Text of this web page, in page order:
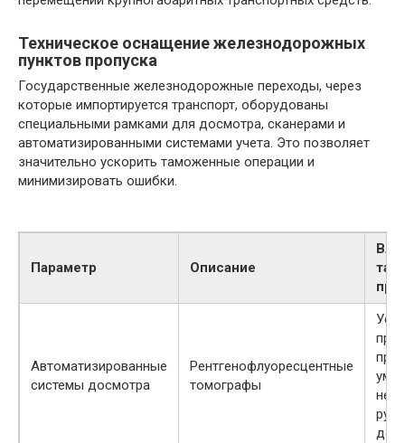
Техническое оснащение железнодорожных
пунктов пропуска
Государственные железнодорожные переходы, через
которые импортируется транспорт, оборудованы
специальными рамками для досмотра, сканерами и
автоматизированными системами учета. Это позволяет
значительно ускорить таможенные операции и
минимизировать ошибки.
Параметр Описание
Автоматизированные
системы досмотра
Рентгенофлуоресцентные
томографы